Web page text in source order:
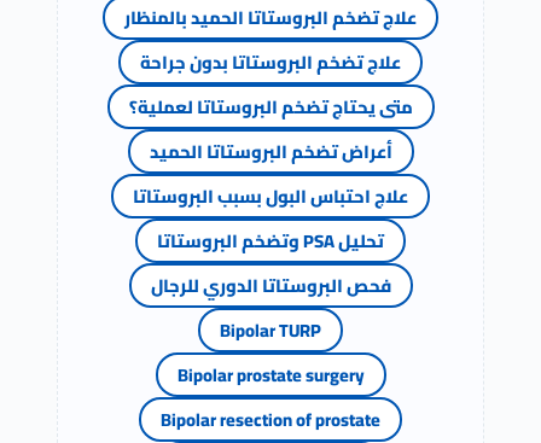
علاج تضخم البروستاتا الحميد بالمنظار
علاج تضخم البروستاتا بدون جراحة
متى يحتاج تضخم البروستاتا لعملية؟
أعراض تضخم البروستاتا الحميد
علاج احتباس البول بسبب البروستاتا
تحليل PSA وتضخم البروستاتا
فحص البروستاتا الدوري للرجال
Bipolar TURP
Bipolar prostate surgery
Bipolar resection of prostate